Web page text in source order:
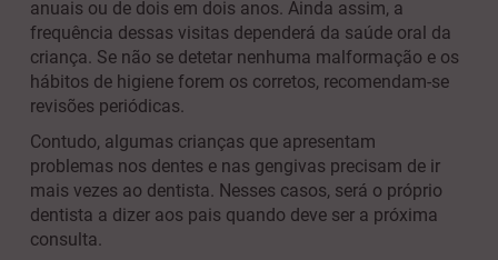
anuais ou de dois em dois anos. Ainda assim, a
frequência dessas visitas dependerá da saúde oral da
criança. Se não se detetar nenhuma malformação e os
hábitos de higiene forem os corretos, recomendam-se
revisões periódicas.
Contudo, algumas crianças que apresentam
problemas nos dentes e nas gengivas precisam de ir
mais vezes ao dentista. Nesses casos, será o próprio
dentista a dizer aos pais quando deve ser a próxima
consulta.